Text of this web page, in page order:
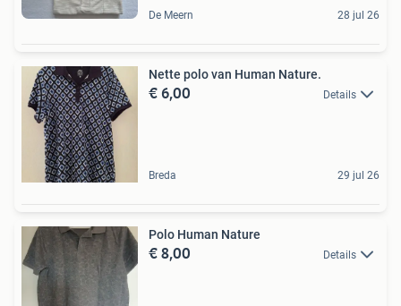
De Meern 28 jul 26
Nette polo van Human Nature.
€ 6,00 Details
Breda 29 jul 26
Polo Human Nature
€ 8,00 Details